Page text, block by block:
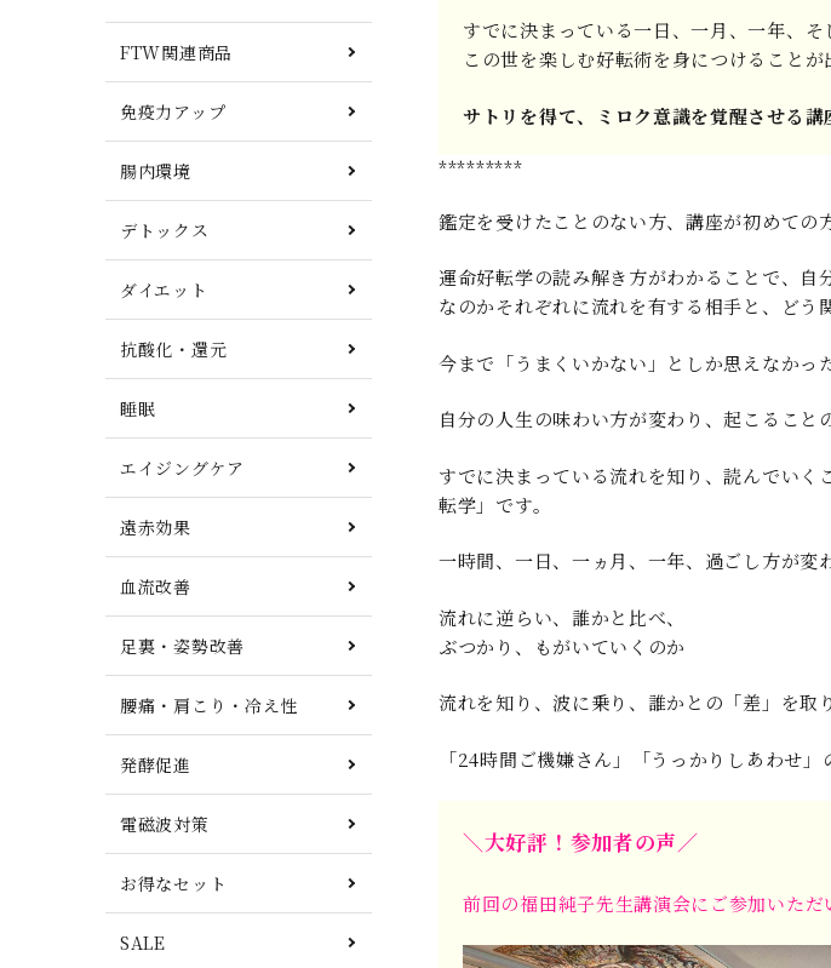
すでに決まっている一日、一月、一年、
この世を楽しむ好転術を身につけることが
サトリを得て、ミロク意識を覚醒させる講
*********
鑑定を受けたことのない方、講座が初めての
運命好転学の読み解き方がわかることで、
なのかそれぞれに流れを有する相手と、どう
今まで「うまくいかない」としか思えなかっ
自分の人生の味わい方が変わり、起こること
すでに決まっている流れを知り、読んでい
転学」です。
一時間、一日、一ヵ月、一年、過ごし方が変
流れに逆らい、誰かと比べ、
ぶつかり、もがいていくのか
流れを知り、波に乗り、誰かとの「差」を
「24時間ご機嫌さん」「うっかりしあわせ」
＼大好評！参加者の声／
前回の福田純子先生講演会にご参加いた
FTW関連商品
免疫力アップ
腸内環境
デトックス
ダイエット
抗酸化・還元
睡眠
エイジングケア
遠赤効果
血流改善
足裏・姿勢改善
腰痛・肩こり・冷え性
発酵促進
電磁波対策
お得なセット
SALE